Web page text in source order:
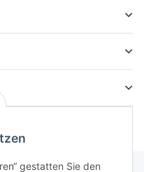
gestatten Sie den